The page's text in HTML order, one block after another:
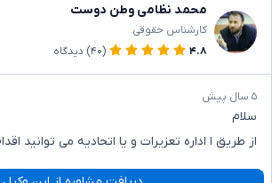
محمد نظامی وطن دوست
کارشناس حقوقی
۴.۸
(۴۰) دیدگاه
۵ سال پیش
سلام
از طریق ا اداره تعزیرات و یا اتحادیه می توانید